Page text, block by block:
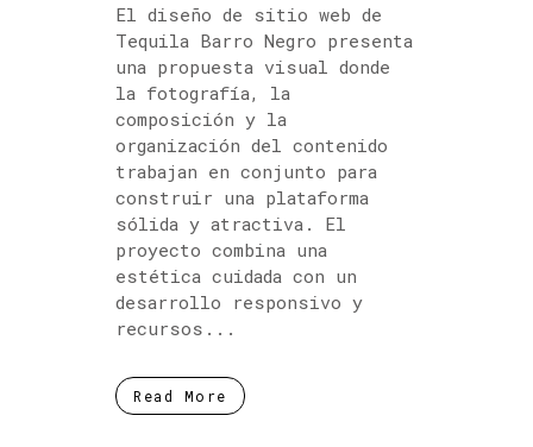
El diseño de sitio web de
Tequila Barro Negro presenta
una propuesta visual donde
la fotografía, la
composición y la
organización del contenido
trabajan en conjunto para
construir una plataforma
sólida y atractiva. El
proyecto combina una
estética cuidada con un
desarrollo responsivo y
recursos...
Read More